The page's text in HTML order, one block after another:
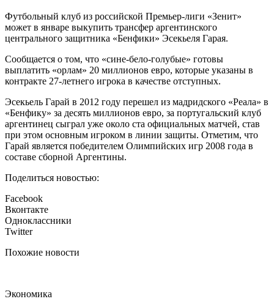
Футбольный клуб из российской Премьер-лиги «Зенит»
может в январе выкупить трансфер аргентинского
центрального защитника «Бенфики» Эсекьеля Гарая.
Сообщается о том, что «сине-бело-голубые» готовы
выплатить «орлам» 20 миллионов евро, которые указаны в
контракте 27-летнего игрока в качестве отступных.
Эсекьель Гарай в 2012 году перешел из мадридского «Реала» в
«Бенфику» за десять миллионов евро, за португальский клуб
аргентинец сыграл уже около ста официальных матчей, став
при этом основным игроком в линии защиты. Отметим, что
Гарай является победителем Олимпийских игр 2008 года в
составе сборной Аргентины.
Поделиться новостью:
Facebook
Вконтакте
Одноклассники
Twitter
Похожие новости
Экономика